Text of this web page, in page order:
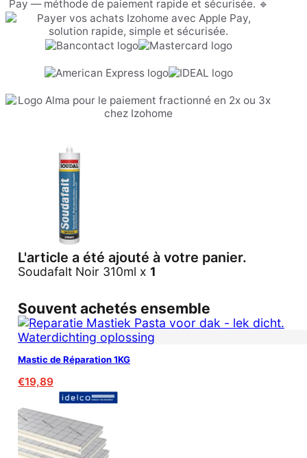
L'article a été ajouté à votre panier.
Soudafalt Noir 310ml x 1
Souvent achetés ensemble
Mastic de Réparation 1KG
€19,89